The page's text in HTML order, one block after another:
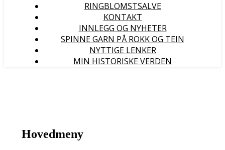
RINGBLOMSTSALVE
KONTAKT
INNLEGG OG NYHETER
SPINNE GARN PÅ ROKK OG TEIN
NYTTIGE LENKER
MIN HISTORISKE VERDEN
Hovedmeny